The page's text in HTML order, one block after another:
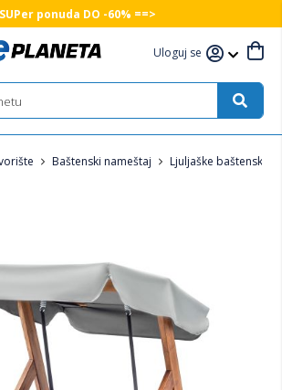
SUPer ponuda DO -60% ==>
Uloguj se
Baštenski nameštaj Ljuljaške baštenske